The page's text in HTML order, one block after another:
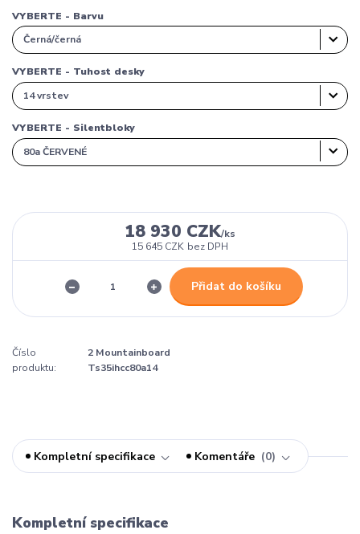
VYBERTE - Barvu
VYBERTE - Tuhost desky
VYBERTE - Silentbloky
18 930 CZK/ks
15 645 CZK bez DPH
Přidat do košíku
Číslo
produktu:
2 Mountainboard
Ts35ihcc80a14
Kompletní specifikace Komentáře 0
Kompletní specifikace